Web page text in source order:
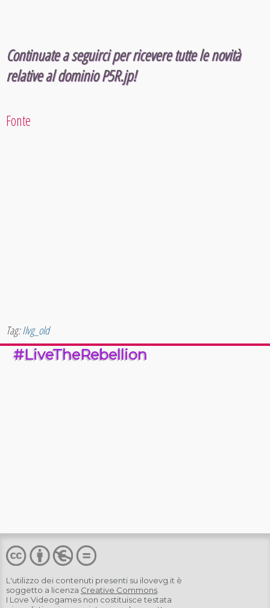
Continuate a seguirci per ricevere tutte le novità
relative al dominio P5R.jp!
Fonte
Tag:Ilvg_old
#LiveTheRebellion
L'utilizzo dei contenuti presenti su ilovevg.it è
soggetto a licenza Creative Commons
I Love Videogames non costituisce testata